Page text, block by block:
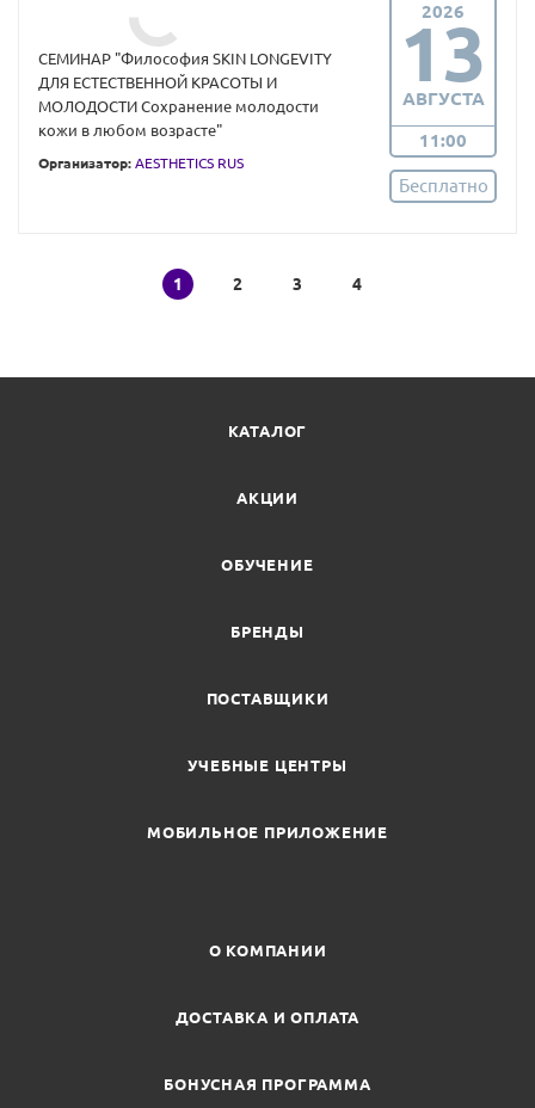
СЕМИНАР "Философия SKIN LONGEVITY
ДЛЯ ЕСТЕСТВЕННОЙ КРАСОТЫ И
МОЛОДОСТИ Сохранение молодости
кожи в любом возрасте"
Организатор: AESTHETICS RUS
2026
13
АВГУСТА
11:00
Бесплатно
1 2 3 4
КАТАЛОГ
АКЦИИ
ОБУЧЕНИЕ
БРЕНДЫ
ПОСТАВЩИКИ
УЧЕБНЫЕ ЦЕНТРЫ
МОБИЛЬНОЕ ПРИЛОЖЕНИЕ
О КОМПАНИИ
ДОСТАВКА И ОПЛАТА
БОНУСНАЯ ПРОГРАММА